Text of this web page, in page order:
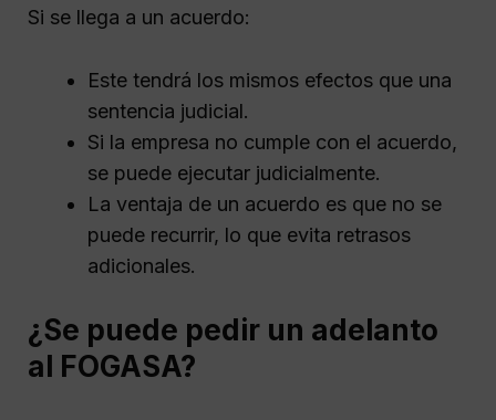
Si se llega a un acuerdo:
Este tendrá los mismos efectos que una
sentencia judicial.
Si la empresa no cumple con el acuerdo,
se puede ejecutar judicialmente.
La ventaja de un acuerdo es que no se
puede recurrir, lo que evita retrasos
adicionales.
¿Se puede pedir un adelanto
al FOGASA?